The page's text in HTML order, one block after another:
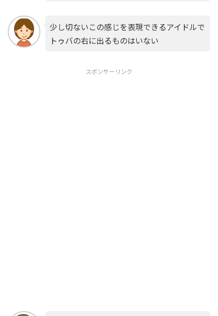
少し切ないこの感じを表現できるアイドルで
トゥバの右に出るものはいない
スポンサーリンク